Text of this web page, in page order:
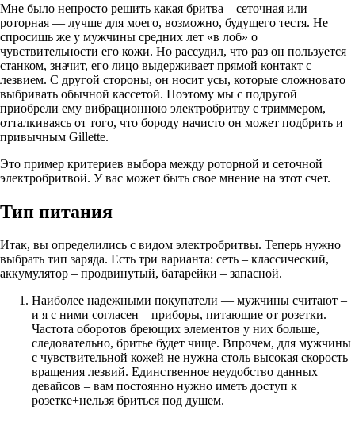
Мне было непросто решить какая бритва – сеточная или
роторная — лучше для моего, возможно, будущего тестя. Не
спросишь же у мужчины средних лет «в лоб» о
чувствительности его кожи. Но рассудил, что раз он пользуется
станком, значит, его лицо выдерживает прямой контакт с
лезвием. С другой стороны, он носит усы, которые сложновато
выбривать обычной кассетой. Поэтому мы с подругой
приобрели ему вибрационною электробритву с триммером,
отталкиваясь от того, что бороду начисто он может подбрить и
привычным Gillette.
Это пример критериев выбора между роторной и сеточной
электробритвой. У вас может быть свое мнение на этот счет.
Тип питания
Итак, вы определились с видом электробритвы. Теперь нужно
выбрать тип заряда. Есть три варианта: сеть – классический,
аккумулятор – продвинутый, батарейки – запасной.
Наиболее надежными покупатели — мужчины считают –
и я с ними согласен – приборы, питающие от розетки.
Частота оборотов бреющих элементов у них больше,
следовательно, бритье будет чище. Впрочем, для мужчины
с чувствительной кожей не нужна столь высокая скорость
вращения лезвий. Единственное неудобство данных
девайсов – вам постоянно нужно иметь доступ к
розетке+нельзя бриться под душем.